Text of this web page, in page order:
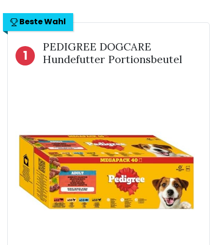
Beste Wahl
1
PEDIGREE DOGCARE
Hundefutter Portionsbeutel